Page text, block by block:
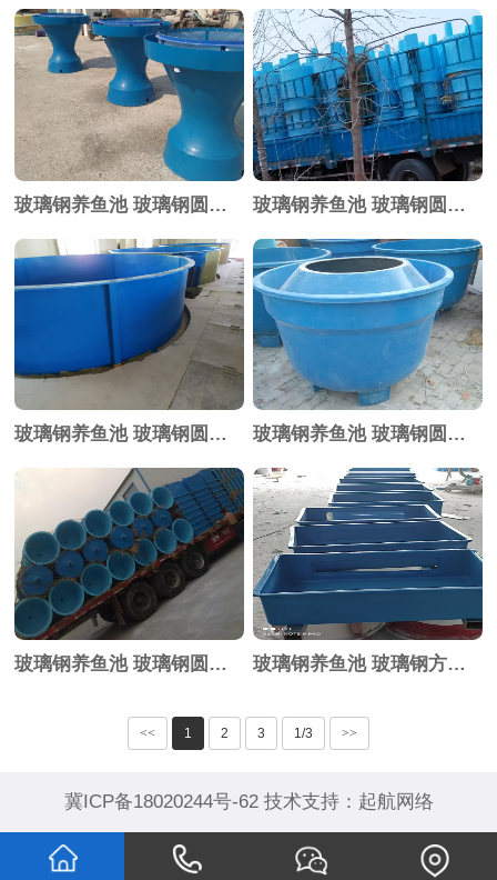
玻璃钢养鱼池 玻璃钢圆形育苗池 玻璃钢养鱼池 玻璃钢圆形育苗池
玻璃钢养鱼池 玻璃钢圆形育苗池 玻璃钢养鱼池 玻璃钢圆形育苗池
玻璃钢养鱼池 玻璃钢圆形育苗池 玻璃钢养鱼池 玻璃钢方形育苗池
<< 1 2 3 1/3 >>
冀ICP备18020244号-62技术支持： 起航网络